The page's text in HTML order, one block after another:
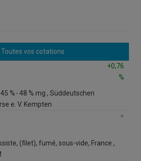
Toutes vos cotations
% - 48 % mg , Süddeutschen
e. V. Kempten
+0,76
%
(filet), fumé, sous-vide, France ,
=